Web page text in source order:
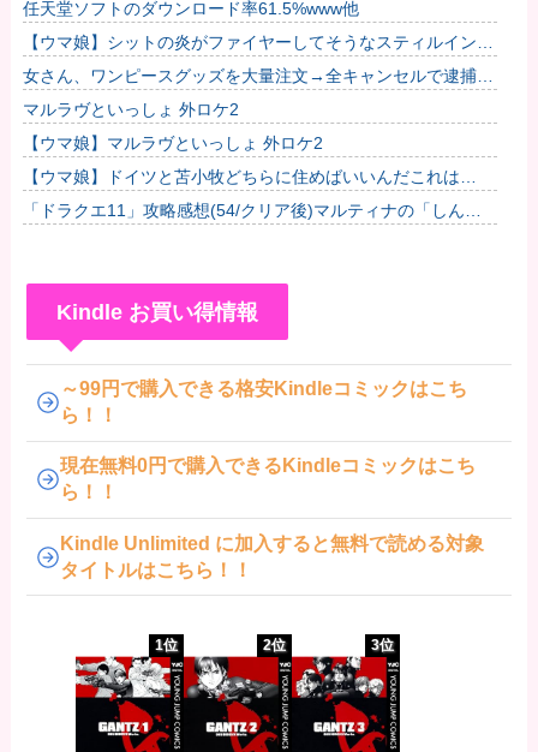
任天堂ソフトのダウンロード率61.5%www他
【ウマ娘】シットの炎がファイヤーしてそうなスティルインラ
ブ（セーラーマーズ衣装）他
女さん、ワンピースグッズを大量注文→全キャンセルで逮捕ｗ
ｗｗ
マルラヴといっしょ 外ロケ2
【ウマ娘】マルラヴといっしょ 外ロケ2
【ウマ娘】ドイツと苫小牧どちらに住めばいいんだこれは…
「ドラクエ11」攻略感想(54/クリア後)マルティナの「しんぴ
Kindle お買い得情報
～99円で購入できる格安Kindleコミックはこち
ら！！
現在無料0円で購入できるKindleコミックはこち
ら！！
Kindle Unlimited に加入すると無料で読める対象
タイトルはこちら！！
1位 2位 3位